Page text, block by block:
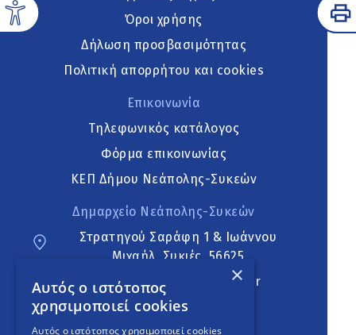
Όροι χρήσης
Δήλωση προσβασιμότητας
Πολιτική απορρήτου και cookies
Επικοινωνία
Τηλεφωνικός κατάλογος
Φόρμα επικοινωνίας
ΚΕΠ Δήμου Νεάπολης-Συκεών
Δημαρχείο Νεάπολης-Συκεών
Στρατηγού Σαράφη 1 & Ιωάννου
Μιχαήλ, Συκιές, 56625
neapoli.sykies@ddt.gov.gr
Ακολουθήστε
×
Αυτός ο ιστότοπος
χρησιμοποιεί cookies
Αυτός ο ιστότοπος χρησιμοποιεί cookies